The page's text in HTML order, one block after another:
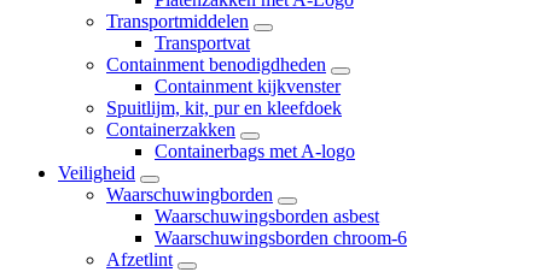
Transportmiddelen
Transportvat
Containment benodigdheden
Containment kijkvenster
Spuitlijm, kit, pur en kleefdoek
Containerzakken
Containerbags met A-logo
Veiligheid
Waarschuwingborden
Waarschuwingsborden asbest
Waarschuwingsborden chroom-6
Afzetlint